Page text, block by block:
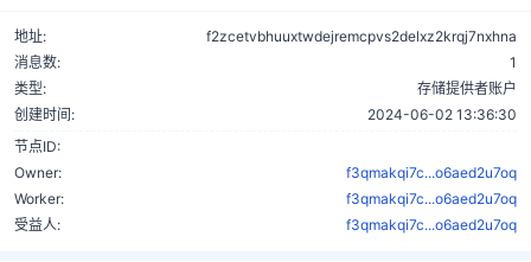
地址:
f2zcetvbhuuxtwdejremcpvs2delxz2krqj7nxhna
消息数:
1
类型:
存储提供者账户
创建时间:
2024-06-02 13:36:30
节点ID:
Owner:
f3qmakqi7c...o6aed2u7oq
Worker:
f3qmakqi7c...o6aed2u7oq
受益人:
f3qmakqi7c...o6aed2u7oq